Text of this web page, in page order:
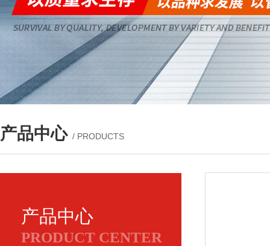
产品中心 / PRODUCTS
产品中心
PRODUCT CENTER